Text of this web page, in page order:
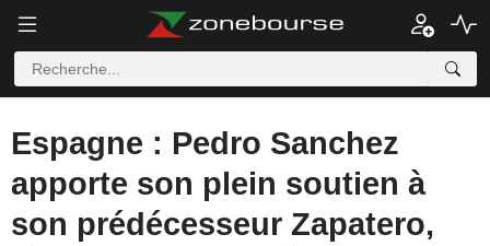
Espagne : Pedro Sanchez
apporte son plein soutien à
son prédécesseur Zapatero,